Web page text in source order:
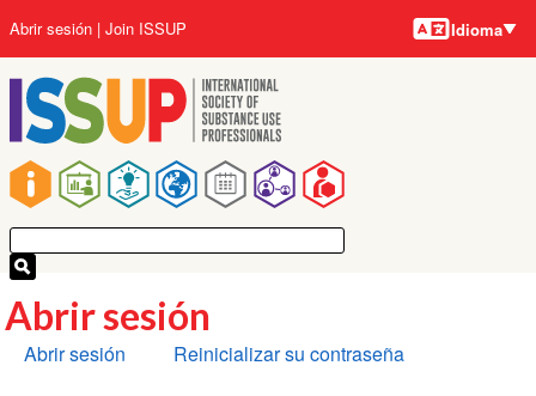
al
contenido
principal
Main
navigation
User
account
menu
Abrir sesión Join ISSUP Idiomas
Idioma
Abrir sesión
Solapas
Abrir sesión Reinicializar su contraseña